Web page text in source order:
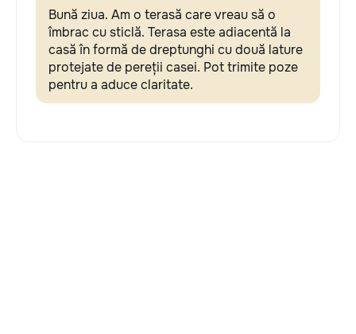
Bună ziua. Am o terasă care vreau să o
îmbrac cu sticlă. Terasa este adiacentă la
casă în formă de dreptunghi cu două lature
protejate de pereții casei. Pot trimite poze
pentru a aduce claritate.